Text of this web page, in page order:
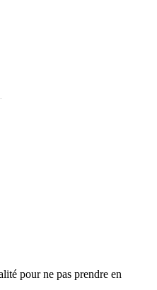
pour ne pas prendre en